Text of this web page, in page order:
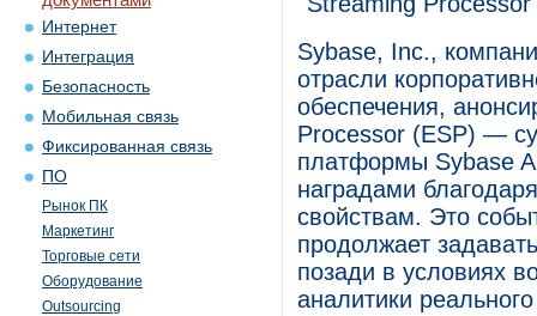
Интернет
Интеграция
Безопасность
Мобильная связь
Фиксированная связь
ПО
Рынок ПК
Маркетинг
Торговые сети
Оборудование
Outsourcing
Sybase, Inc.,
отрасли
обеспечения,
Processor (ESP) —
платформы Sybase
наградами
свойствам. Это
продолжает
позади в условиях
аналитики